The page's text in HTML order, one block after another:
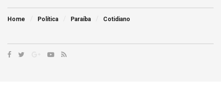
Home Política Paraíba Cotidiano